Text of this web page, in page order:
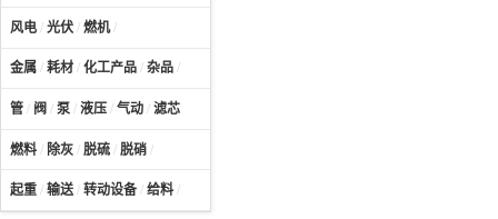
风电 / 光伏 / 燃机/
金属 / 耗材 / 化工产品 / 杂品 /
管 / 阀 / 泵 / 液压 / 气动 / 滤芯
燃料 / 除灰 / 脱硫 / 脱硝 /
起重 / 输送/ 转动设备 / 给料 /